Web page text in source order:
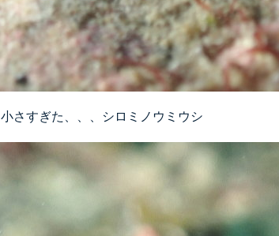
小さすぎた、、、シロミノウミウシ